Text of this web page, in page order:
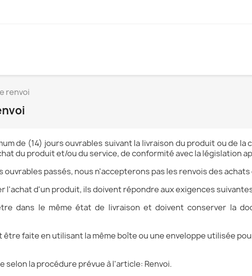
renvoi
de (14) jours ouvrables suivant la livraison du produit ou de
du produit et/ou du service, de conformité avec la législation
ouvrables passés, nous n'accepterons pas les renvois des
l'achat d'un produit, ils doivent répondre aux exigences
dans le même état de livraison et doivent conserver la
être faite en utilisant la même boîte ou une enveloppe utilisée
selon la procédure prévue à l'article: Renvoi.